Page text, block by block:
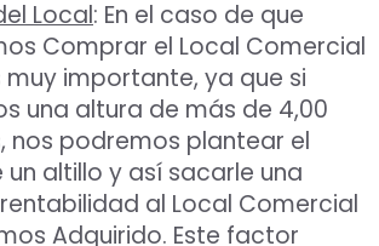
Local: En el caso de que
Comprar el Local Comercial
muy importante, ya que si
una altura de más de 4,00
nos podremos plantear el
un altillo y así sacarle una
al Local Comercial
Adquirido. Este factor